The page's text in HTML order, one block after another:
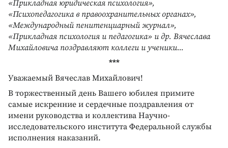
«Прикладная юридическая психология»,
«Психопедагогика в правоохранительных органах»,
«Международный пенитенциарный журнал»,
«Прикладная психология и педагогика» и др. Вячеслава
Михайловича поздравляют коллеги и ученики...
***
Уважаемый Вячеслав Михайлович!
В торжественный день Вашего юбилея примите
самые искренние и сердечные поздравления от
имени руководства и коллектива Научно-
исследовательского института Федеральной службы
исполнения наказаний.